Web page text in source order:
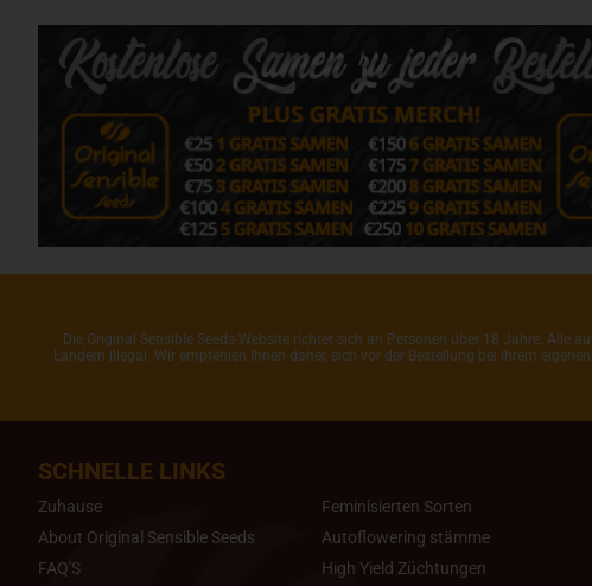
Die Original Sensible Seeds-Website richtet sich an Personen über 18 Jahre. Alle
Ländern illegal. Wir empfehlen Ihnen daher, sich vor der Bestellung bei Ihrem
SCHNELLE LINKS
Zuhause
About Original Sensible Seeds
FAQ'S
Feminisierten Sorten
Autoflowering stämme
High Yield Züchtungen